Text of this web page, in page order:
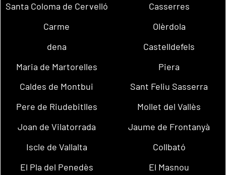
Santa Coloma de Cervelló
Casserres
Carme
Olèrdola
dena
Castelldefels
Maria de Martorelles
Piera
Caldes de Montbui
Sant Feliu Sasserra
Pere de Riudebitlles
Mollet del Vallès
Joan de Vilatorrada
Jaume de Frontanyà
Iscle de Vallalta
Collbató
El Pla del Penedès
El Masnou